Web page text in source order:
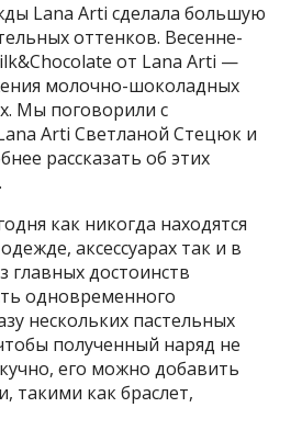
Lana Arti сделала большую
оттенков. Весенне-
от Lana Arti —
молочно-шоколадных
Мы поговорили с
Arti Светланой Стецюк и
рассказать об этих
как никогда находятся
аксессуарах так и в
главных достоинств
одновременного
нескольких пастельных
полученный наряд не
его можно добавить
такими как браслет,